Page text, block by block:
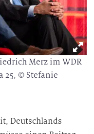
Merz im WDR
25, © Stefanie
Deutschlands